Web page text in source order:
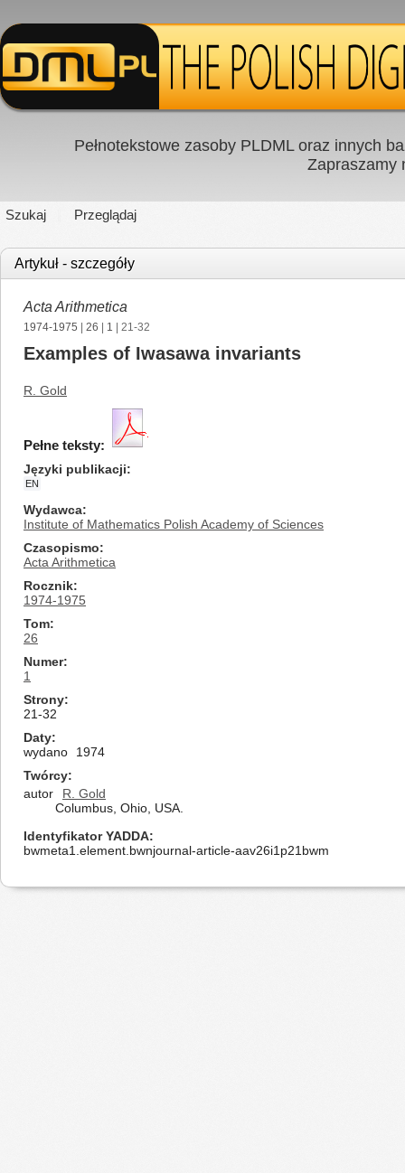
Pełnotekstowe zasoby PLDML oraz innych
Zapraszamy
Szukaj Przeglądaj
Artykuł - szczegóły
Acta Arithmetica
1974-1975 26 1 | 21-32
Examples of Iwasawa invariants
R. Gold
Pełne teksty:
Języki publikacji
EN
Wydawca
Institute of Mathematics Polish Academy of Sciences
Czasopismo
Acta Arithmetica
Rocznik
1974-1975
Tom
26
Numer
1
Strony
21-32
Daty
wydano
1974
Twórcy
autor
R. Gold
Columbus, Ohio, USA.
Identyfikator YADDA
bwmeta1.element.bwnjournal-article-aav26i1p21bwm